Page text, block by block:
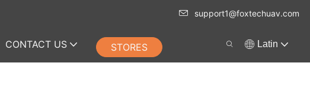
support1@foxtechuav.com
CONTACT US STORES Latin